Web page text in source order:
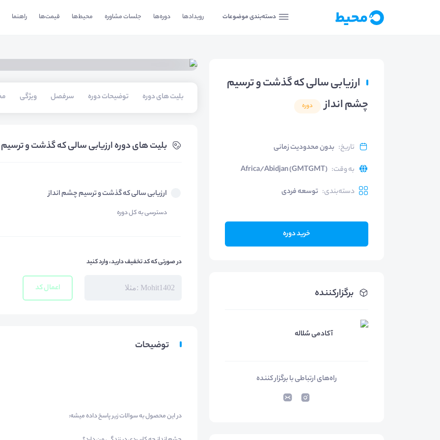
دسته‌بندی موضوعات رویدادها دوره‌ها جلسات مشاوره محیط‌ها قیمت‌ها راهنما
ارزیابی سالی که گذشت و ترسیم
چشم انداز
دوره
تاریخ: بدون محدودیت زمانی
به وقت:
Africa/Abidjan (GMTGMT)
دسته‌بندی: توسعه فردی
خرید دوره
برگزارکننده
آکادمی سُلاله
راه‌های ارتباطی با برگزار کننده
بلیت های دوره
توضیحات دوره سرفصل ویژگی
بلیت های دوره ارزیابی سالی که گذشت و
ارزیابی سالی که گذشت و ترسیم چشم انداز
دسترسی به کل دوره
در صورتی که کد تخفیف دارید، وارد کنید
اعمال کد
توضیحات
در این محصول به سوالات زیر پاسخ داده میشه: